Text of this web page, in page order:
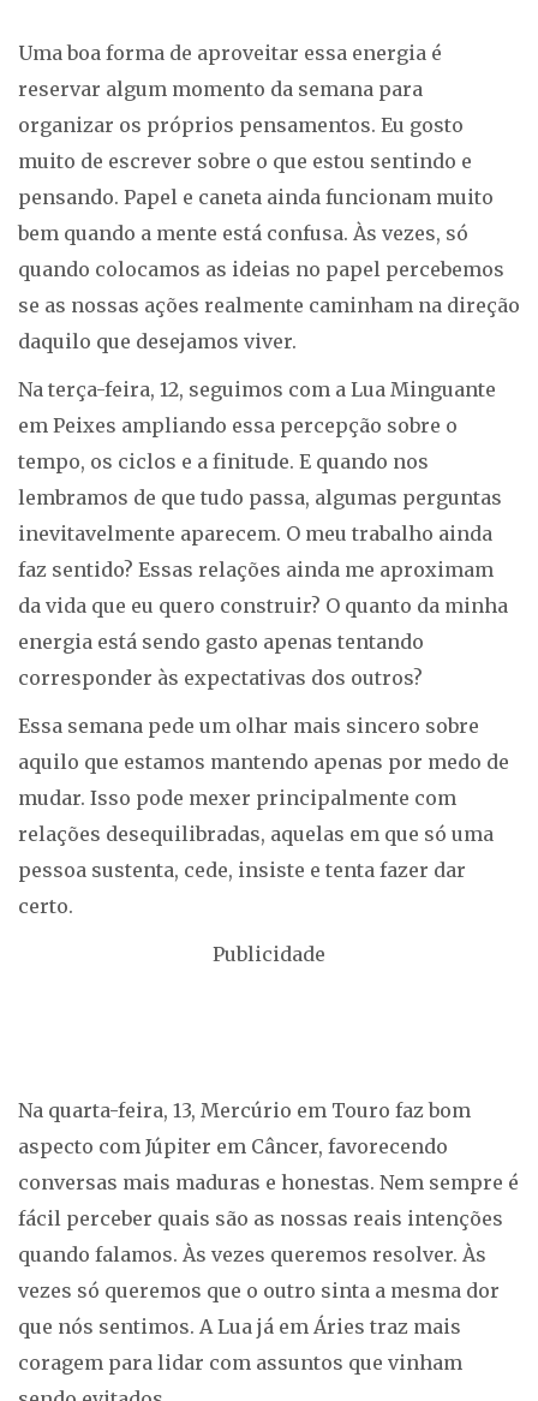
Uma boa forma de aproveitar essa energia é
reservar algum momento da semana para
organizar os próprios pensamentos. Eu gosto
muito de escrever sobre o que estou sentindo e
pensando. Papel e caneta ainda funcionam muito
bem quando a mente está confusa. Às vezes, só
quando colocamos as ideias no papel percebemos
se as nossas ações realmente caminham na direção
daquilo que desejamos viver.
Na terça-feira, 12, seguimos com a Lua Minguante
em Peixes ampliando essa percepção sobre o
tempo, os ciclos e a finitude. E quando nos
lembramos de que tudo passa, algumas perguntas
inevitavelmente aparecem. O meu trabalho ainda
faz sentido? Essas relações ainda me aproximam
da vida que eu quero construir? O quanto da minha
energia está sendo gasto apenas tentando
corresponder às expectativas dos outros?
Essa semana pede um olhar mais sincero sobre
aquilo que estamos mantendo apenas por medo de
mudar. Isso pode mexer principalmente com
relações desequilibradas, aquelas em que só uma
pessoa sustenta, cede, insiste e tenta fazer dar
certo.
Publicidade
Na quarta-feira, 13, Mercúrio em Touro faz bom
aspecto com Júpiter em Câncer, favorecendo
conversas mais maduras e honestas. Nem sempre é
fácil perceber quais são as nossas reais intenções
quando falamos. Às vezes queremos resolver. Às
vezes só queremos que o outro sinta a mesma dor
que nós sentimos. A Lua já em Áries traz mais
coragem para lidar com assuntos que vinham